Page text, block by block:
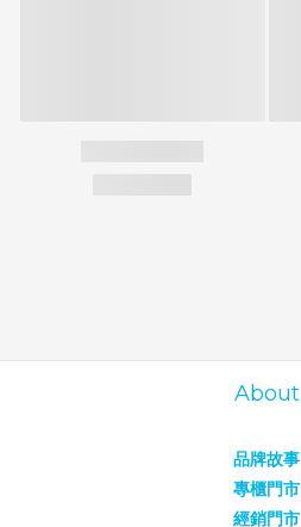
About
品牌故事
專櫃門市
經銷門市